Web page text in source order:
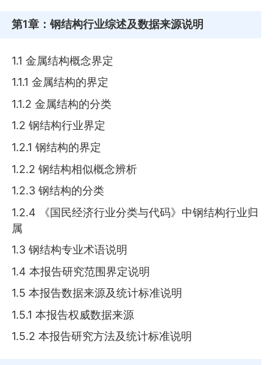
第1章 ：钢结构行业综述及数据来源说明
1.1 金属结构概念界定
1.1.1 金属结构的界定
1.1.2 金属结构的分类
1.2 钢结构行业界定
1.2.1 钢结构的界定
1.2.2 钢结构相似概念辨析
1.2.3 钢结构的分类
1.2.4 《国民经济行业分类与代码》中钢结构行业归
属
1.3 钢结构专业术语说明
1.4 本报告研究范围界定说明
1.5 本报告数据来源及统计标准说明
1.5.1 本报告权威数据来源
1.5.2 本报告研究方法及统计标准说明